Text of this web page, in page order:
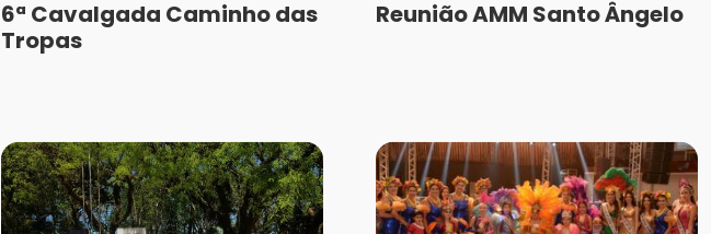
6ª Cavalgada Caminho das
Tropas
Reunião AMM Santo Ângelo